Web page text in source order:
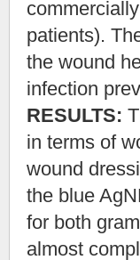
patients).
the wound
infection
RESULTS:
in terms of
wound
the blue
for both
almost